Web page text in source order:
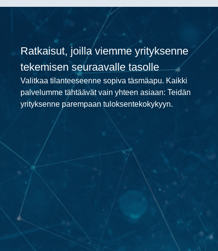
Ratkaisut, joilla viemme yrityksenne
tekemisen seuraavalle tasolle
Valitkaa tilanteeseenne sopiva täsmäapu. Kaikki
palvelumme tähtäävät vain yhteen asiaan: Teidän
yrityksenne parempaan tuloksentekokykyyn.